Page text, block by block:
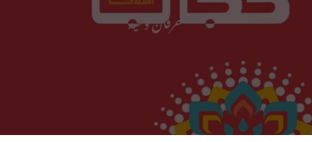
عرفان وحید